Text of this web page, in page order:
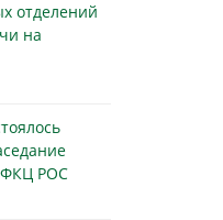
отделений
на
ФКЦ РОС